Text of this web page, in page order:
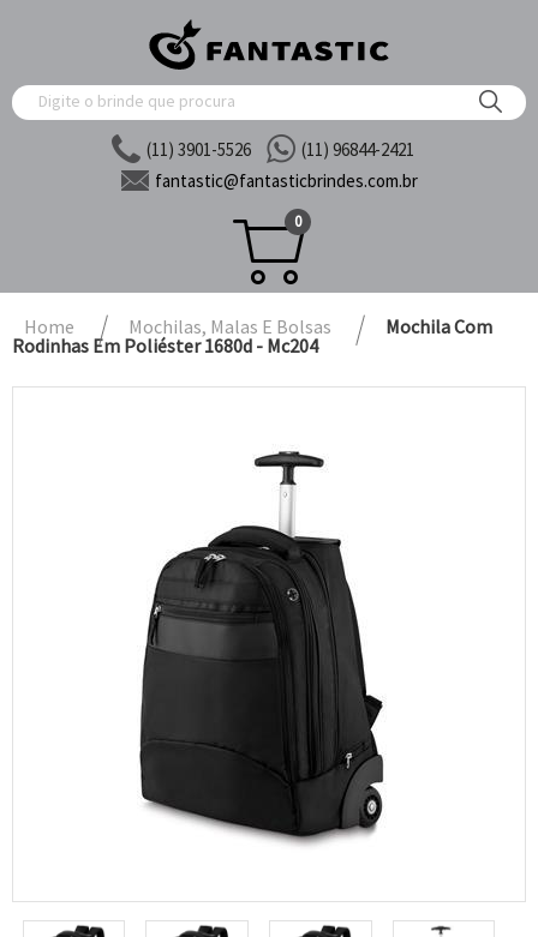
(11) 3901-5526
(11) 96844-2421
fantastic@fantasticbrindes.com.br
0
Home Mochilas, Malas E Bolsas
Mochila Com
Rodinhas Em Poliéster 1680d - Mc204